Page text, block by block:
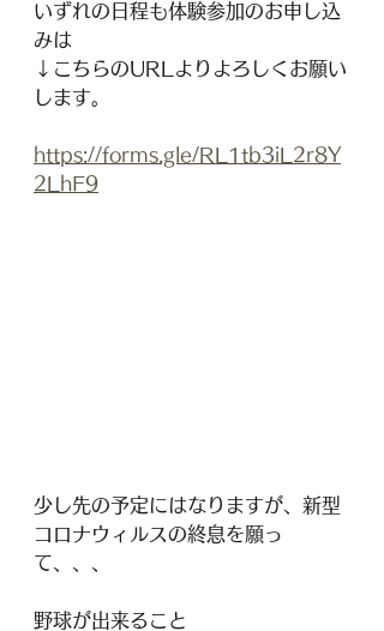
いずれの日程も体験参加のお申し込
みは
↓こちらのURLよりよろしくお願い
します。
https://forms.gle/RL1tb3iL2r8Y
2LhF9
少し先の予定にはなりますが、新型
コロナウィルスの終息を願っ
て、、、
野球が出来ること